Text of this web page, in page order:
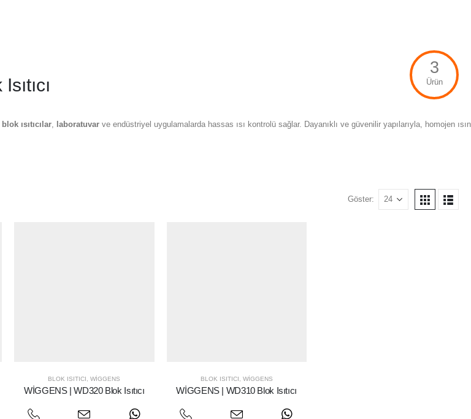
ısıtıcılar laboratuvar ve endüstriyel uygulamalarda hassas ısı kontrolü sağlar. Dayanıklı ve güvenilir yapılarıyla, homojen
3
Ürün
Göster:
BLOK ISITICI ,WIGGENS
WİGGENS | WD320 Blok Isıtıcı
BLOK ISITICI WIGGENS
WİGGENS | WD310 Blok Isıtıcı